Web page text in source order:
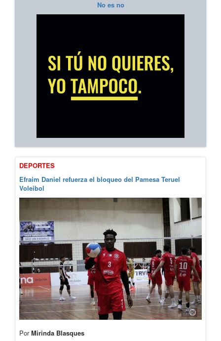
No es no
DEPORTES
Efraim Daniel refuerza el bloqueo del Pamesa Teruel
Voleibol
PorMirinda Blasques